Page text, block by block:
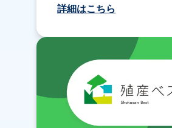
詳細はこちら